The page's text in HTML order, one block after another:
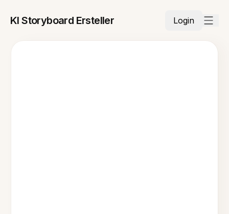
KI Storyboard Ersteller Login